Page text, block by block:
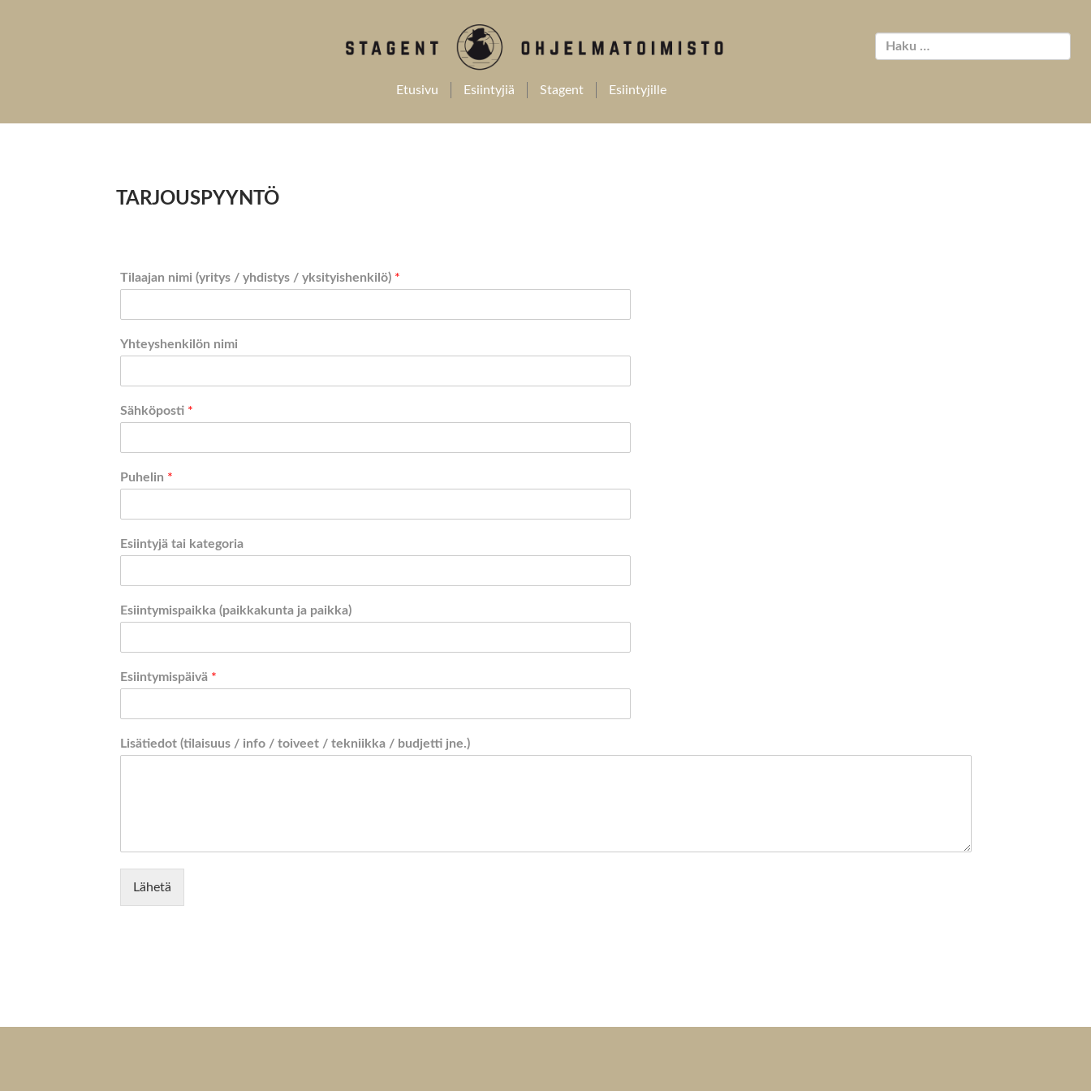
Etusivu Esiintyjiä Stagent Esiintyjille
TARJOUSPYYNTÖ
Tilaajan nimi (yritys / yhdistys / yksityishenkilö) *
Yhteyshenkilön nimi
Sähköposti *
Puhelin *
Esiintyjä tai kategoria
Esiintymispaikka (paikkakunta ja paikka)
Esiintymispäivä *
Lisätiedot (tilaisuus / info / toiveet / tekniikka / budjetti jne.)
Lähetä